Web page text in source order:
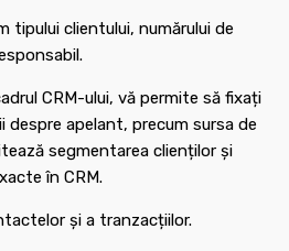
tipului clientului, numărului de
CRM-ului, vă permite să fixați
apelant, precum sursa de
segmentarea clienților și
în CRM.
și a tranzacțiilor.